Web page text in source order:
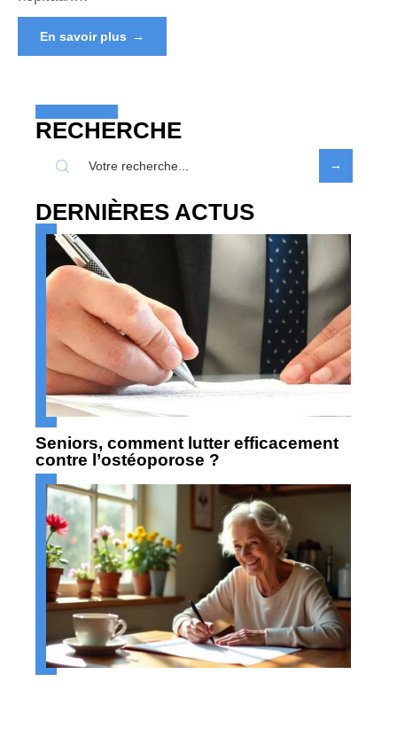
En savoir plus
RECHERCHE
DERNIÈRES ACTUS
Seniors, comment lutter efficacement
contre l’ostéoporose ?